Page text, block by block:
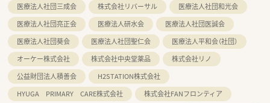
医療法人社団三成会
株式会社リバーサル
医療法人社団和光会
医療法人社団亮正会
医療法人研水会
医療法人社団医誠会
医療法人社団葵会
医療法人社団聖仁会
医療法人平和会（社団）
オーケー株式会社
株式会社中央堂薬品
株式会社リノ
公益財団法人積善会
H2STATION株式会社
HYUGA PRIMARY CARE株式会社
株式会社FANフロンティア